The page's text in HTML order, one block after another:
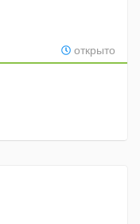
открыто